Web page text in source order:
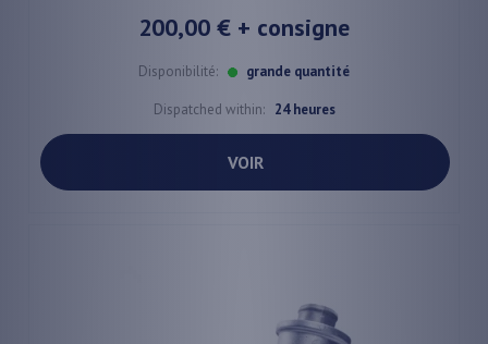
200,00 € + consigne
Disponibilité: grande quantité
Dispatched within: 24 heures
VOIR